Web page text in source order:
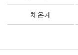
체온계